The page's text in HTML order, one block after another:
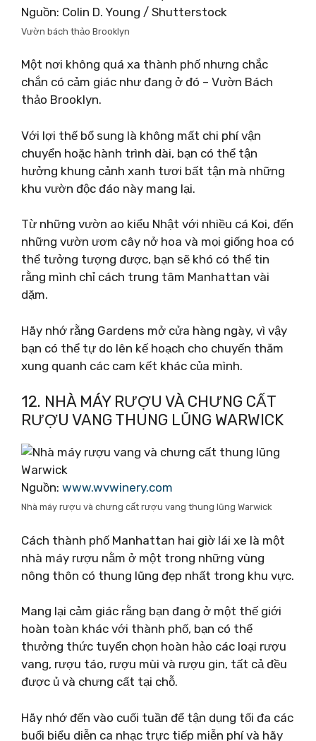
Nguồn: Colin D. Young / Shutterstock
Vườn bách thảo Brooklyn
Một nơi không quá xa thành phố nhưng chắc
chắn có cảm giác như đang ở đó – Vườn Bách
thảo Brooklyn.
Với lợi thế bổ sung là không mất chi phí vận
chuyển hoặc hành trình dài, bạn có thể tận
hưởng khung cảnh xanh tươi bất tận mà những
khu vườn độc đáo này mang lại.
Từ những vườn ao kiểu Nhật với nhiều cá Koi, đến
những vườn ươm cây nở hoa và mọi giống hoa có
thể tưởng tượng được, bạn sẽ khó có thể tin
rằng mình chỉ cách trung tâm Manhattan vài
dặm.
Hãy nhớ rằng Gardens mở cửa hàng ngày, vì vậy
bạn có thể tự do lên kế hoạch cho chuyến thăm
xung quanh các cam kết khác của mình.
12. NHÀ MÁY RƯỢU VÀ CHƯNG CẤT
RƯỢU VANG THUNG LŨNG WARWICK
Nguồn: www.wvwinery.com
Nhà máy rượu và chưng cất rượu vang thung lũng Warwick
Cách thành phố Manhattan hai giờ lái xe là một
nhà máy rượu nằm ở một trong những vùng
nông thôn có thung lũng đẹp nhất trong khu vực.
Mang lại cảm giác rằng bạn đang ở một thế giới
hoàn toàn khác với thành phố, bạn có thể
thưởng thức tuyển chọn hoàn hảo các loại rượu
vang, rượu táo, rượu mùi và rượu gin, tất cả đều
được ủ và chưng cất tại chỗ.
Hãy nhớ đến vào cuối tuần để tận dụng tối đa các
buổi biểu diễn ca nhạc trực tiếp miễn phí và hãy